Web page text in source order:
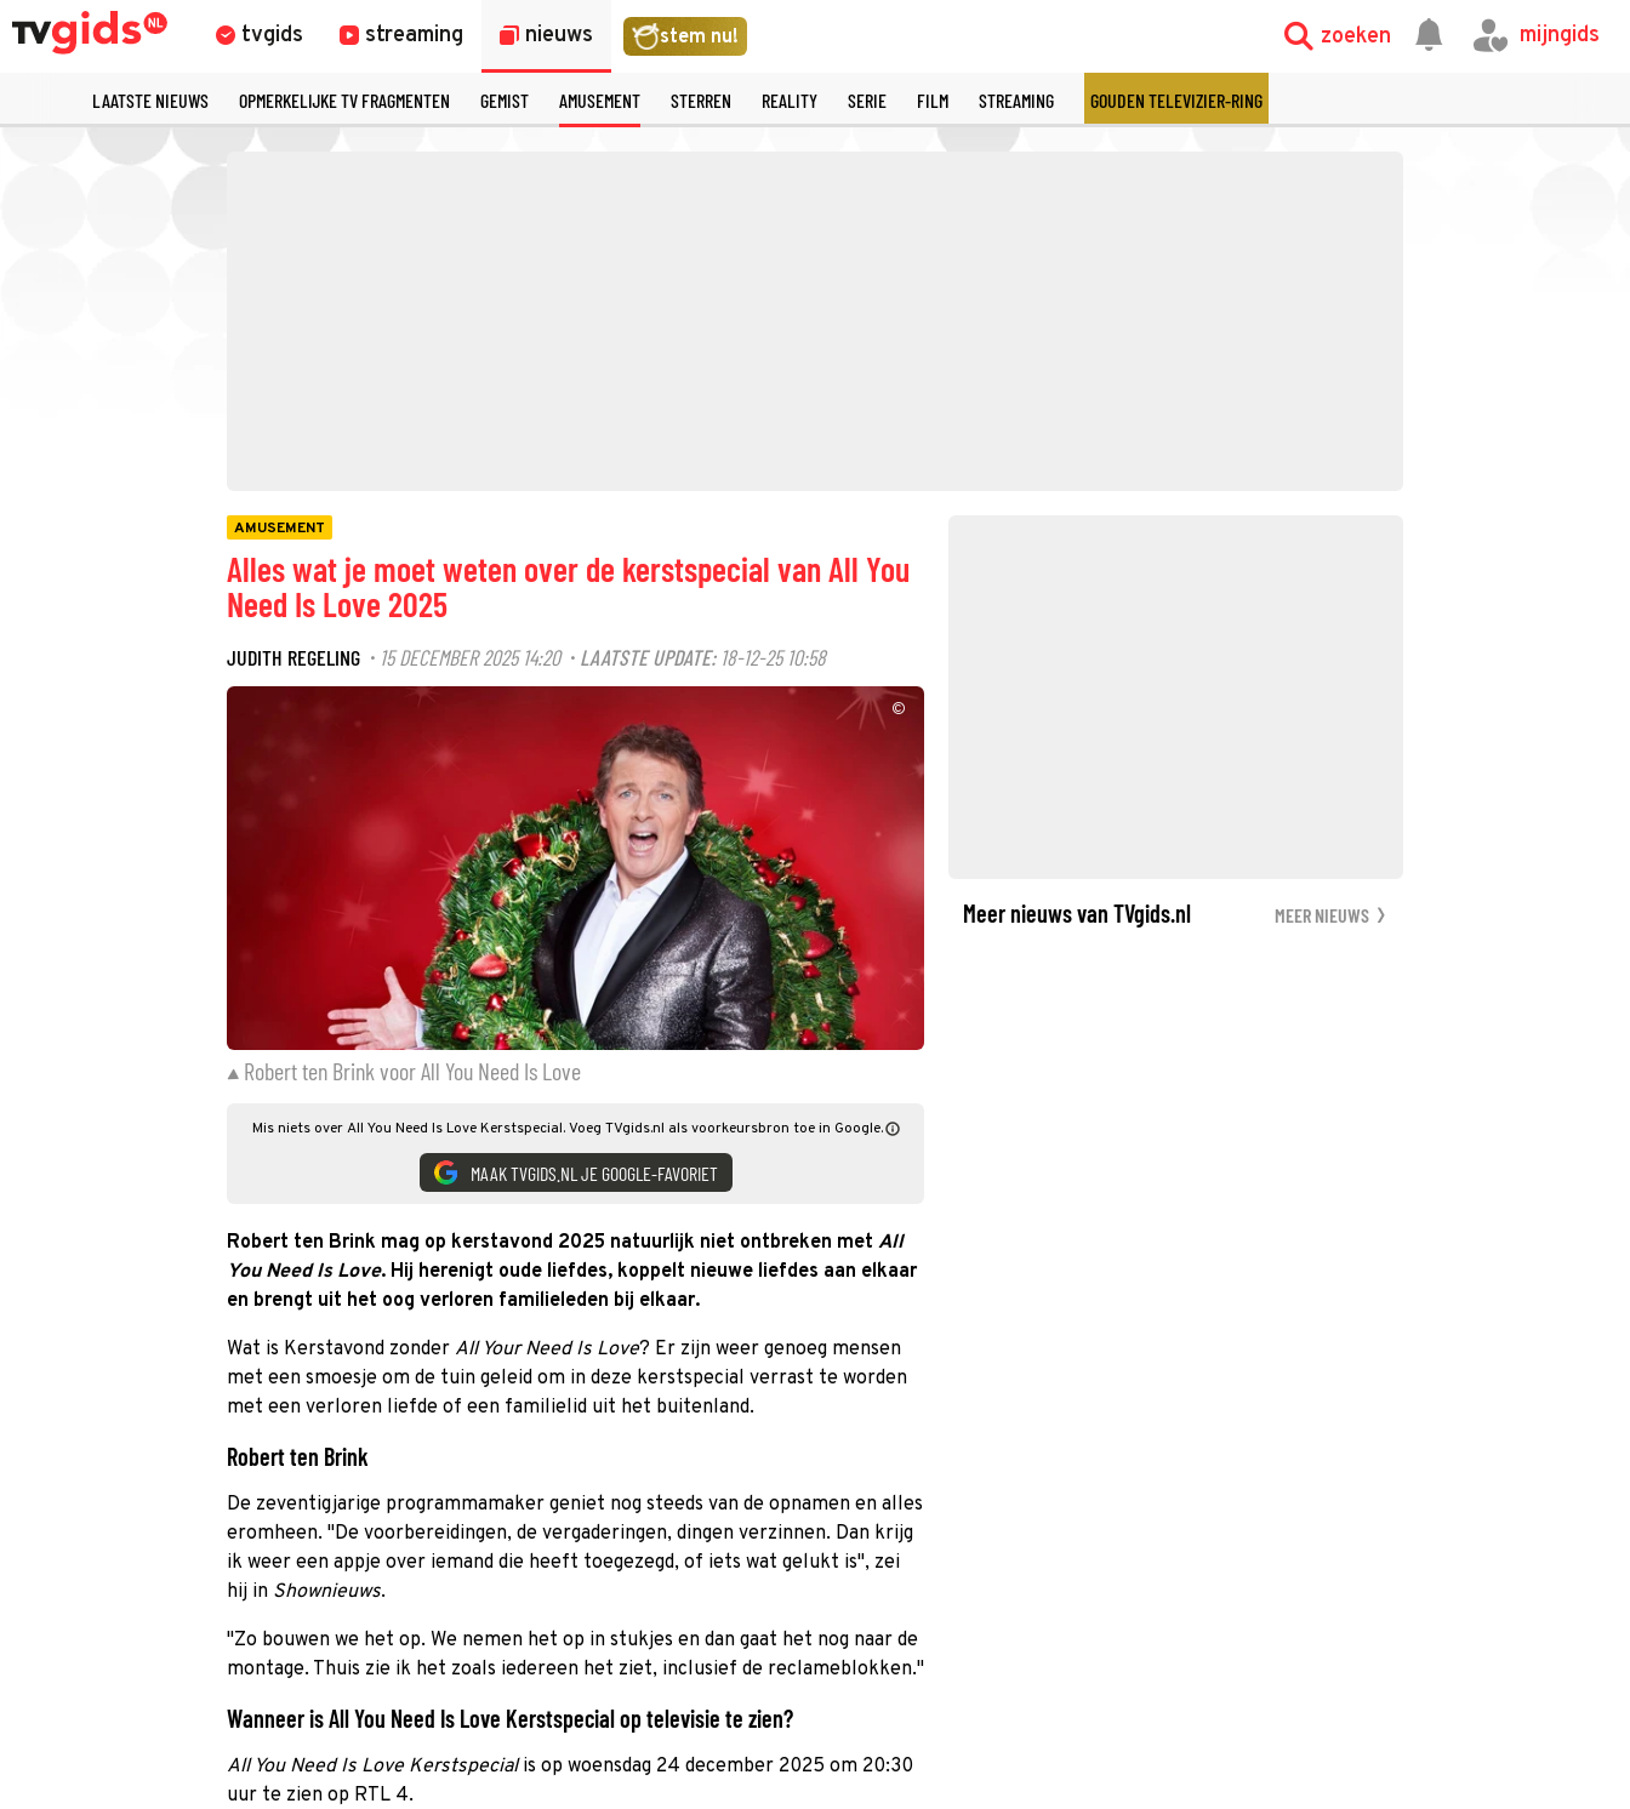
tvgids streaming nieuws stem nu! zoeken mijngids
LAATSTE NIEUWS OPMERKELIJKE TV FRAGMENTEN GEMIST AMUSEMENT STERREN REALITY SERIE FILM STREAMING GOUDEN TELEVIZIER-RING
AMUSEMENT
Alles wat je moet weten over de kerstspecial van All You
Need Is Love 2025
JUDITH REGELING · 15 DECEMBER 2025 14:20· LAATSTE UPDATE: 18-12-25 10:58
©
Robert ten Brink voor All You Need Is Love
Mis niets over All You Need Is Love Kerstspecial. Voeg TVgids.nl als voorkeursbron toe in Google.
MAAK TVGIDS.NL JE GOOGLE-FAVORIET
Robert ten Brink mag op kerstavond 2025 natuurlijk niet ontbreken met All
You Need Is Love. Hij herenigt oude liefdes, koppelt nieuwe liefdes aan elkaar
en brengt uit het oog verloren familieleden bij elkaar.
Wat is Kerstavond zonder All Your Need Is Love? Er zijn weer genoeg mensen
met een smoesje om de tuin geleid om in deze kerstspecial verrast te worden
met een verloren liefde of een familielid uit het buitenland.
Robert ten Brink
De zeventigjarige programmamaker geniet nog steeds van de opnamen en alles
eromheen. "De voorbereidingen, de vergaderingen, dingen verzinnen. Dan krijg
ik weer een appje over iemand die heeft toegezegd, of iets wat gelukt is", zei
hij in Shownieuws.
"Zo bouwen we het op. We nemen het op in stukjes en dan gaat het nog naar de
montage. Thuis zie ik het zoals iedereen het ziet, inclusief de reclameblokken."
Wanneer is All You Need Is Love Kerstspecial op televisie te zien?
All You Need Is Love Kerstspecialis op woensdag 24 december 2025 om 20:30
uur te zien op RTL 4.
Meer nieuws van TVgids.nl MEER NIEUWS